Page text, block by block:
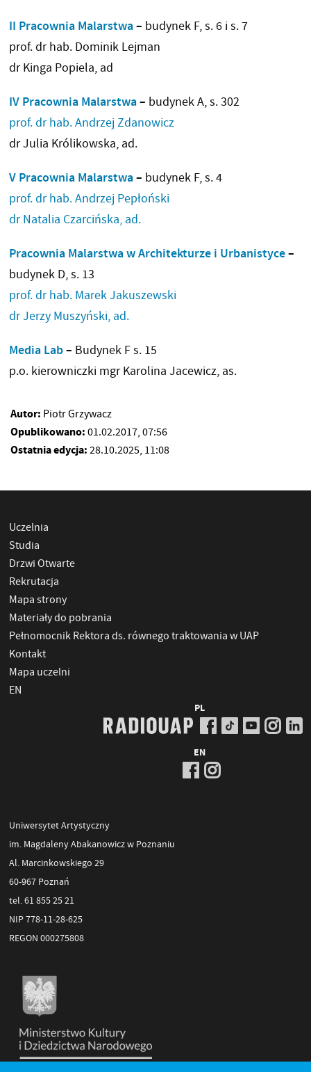
II Pracownia Malarstwa– budynek F, s. 6 i s. 7
prof. dr hab. Dominik Lejman
dr Kinga Popiela, ad
IV Pracownia Malarstwa– budynek A, s. 302
prof. dr hab. Andrzej Zdanowicz
dr Julia Królikowska, ad.
V Pracownia Malarstwa– budynek F, s. 4
prof. dr hab. Andrzej Pepłoński
dr Natalia Czarcińska, ad.
Pracownia Malarstwa w Architekturze i Urbanistyce–
budynek D, s. 13
prof. dr hab. Marek Jakuszewski
dr Jerzy Muszyński, ad.
Media Lab– Budynek F s. 15
p.o. kierowniczki mgr Karolina Jacewicz, as.
Autor: Piotr Grzywacz
Opublikowano: 01.02.2017, 07:56
Ostatnia edycja: 28.10.2025, 11:08
Uczelnia
Studia
Drzwi Otwarte
Rekrutacja
Mapa strony
Materiały do pobrania
Pełnomocnik Rektora ds. równego traktowania w UAP
Kontakt
Mapa uczelni
EN
PL
EN
Uniwersytet Artystyczny
im. Magdaleny Abakanowicz w Poznaniu
Al. Marcinkowskiego 29
60-967 Poznań
tel. 61 855 25 21
NIP 778-11-28-625
REGON 000275808